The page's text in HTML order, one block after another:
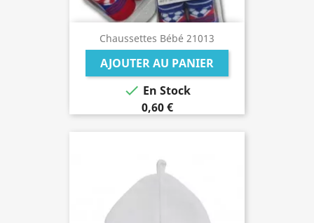
Chaussettes Bébé 21013
AJOUTER AU PANIER
 En Stock
0,60 €